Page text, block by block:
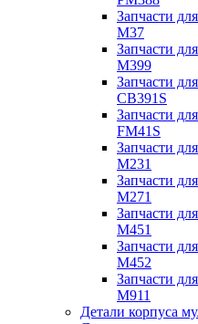
Запчасти
M37
Запчасти
M399
Запчасти
CB391S
Запчасти
FM41S
Запчасти
M231
Запчасти
M271
Запчасти
M451
Запчасти
M452
Запчасти
M911
Детали корпуса